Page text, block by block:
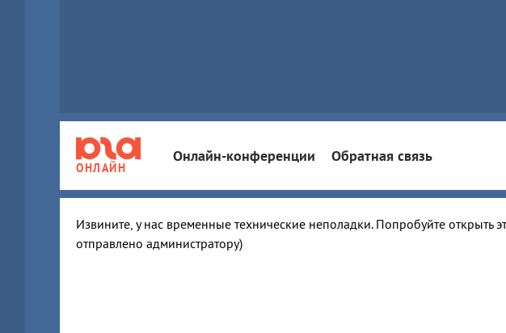
ОНЛАЙН
Онлайн-конференции Обратная связь
Извините, у нас временные технические неполадки. Попробуйте открыть
отправлено администратору)